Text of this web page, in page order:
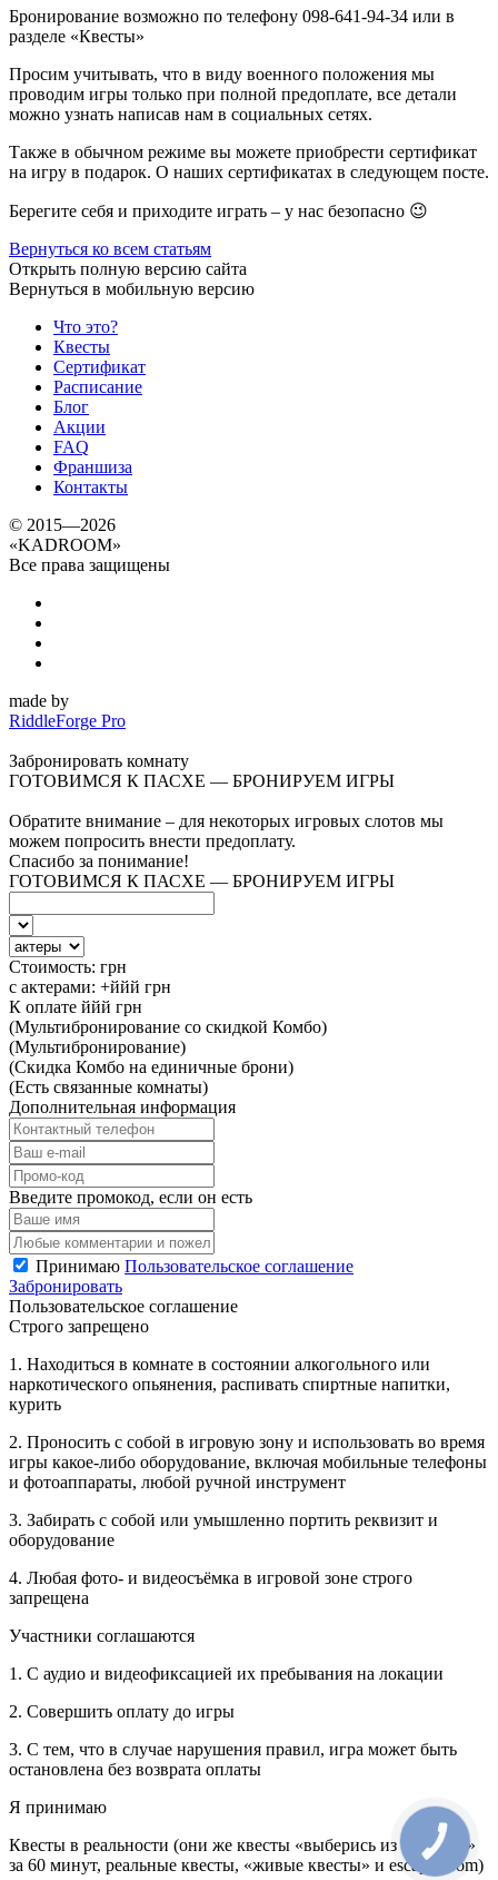
Бронирование возможно по телефону 098-641-94-34 или в
разделе «Квесты»
Просим учитывать, что в виду военного положения мы
проводим игры только при полной предоплате, все детали
можно узнать написав нам в социальных сетях.
Также в обычном режиме вы можете приобрести сертификат
на игру в подарок. О наших сертификатах в следующем посте.
Берегите себя и приходите играть – у нас безопасно 😉
Вернуться ко всем статьям
Открыть полную версию сайта
Вернуться в мобильную версию
Что это?
Квесты
Сертификат
Расписание
Блог
Акции
FAQ
Франшиза
Контакты
© 2015—2026
«KADROOM»
Все права защищены
made by
RiddleForge Pro
Забронировать комнату
ГОТОВИМСЯ К ПАСХЕ — БРОНИРУЕМ ИГРЫ
Обратите внимание – для некоторых игровых слотов мы
можем попросить внести предоплату.
Спасибо за понимание!
ГОТОВИМСЯ К ПАСХЕ — БРОНИРУЕМ ИГРЫ
Стоимость: грн
с актерами: +ййй грн
К оплате ййй грн
(Мультибронирование со скидкой Комбо)
(Мультибронирование)
(Скидка Комбо на единичные брони)
(Есть связанные комнаты)
Дополнительная информация
Введите промокод, если он есть
Принимаю Пользовательское соглашение
Забронировать
Пользовательское соглашение
Строго запрещено
1. Находиться в комнате в состоянии алкогольного или
наркотического опьянения, распивать спиртные напитки,
курить
2. Проносить с собой в игровую зону и использовать во время
игры какое-либо оборудование, включая мобильные телефоны
и фотоаппараты, любой ручной инструмент
3. Забирать с собой или умышленно портить реквизит и
оборудование
4. Любая фото- и видеосъёмка в игровой зоне строго
запрещена
Участники соглашаются
1. С аудио и видеофиксацией их пребывания на локации
2. Совершить оплату до игры
3. С тем, что в случае нарушения правил, игра может быть
остановлена без возврата оплаты
Я принимаю
Квесты в реальности (они же квесты «выберись из комнаты»
за 60 минут, реальные квесты, «живые квесты» и escape-room)
КНОПКА
СВЯЗИ